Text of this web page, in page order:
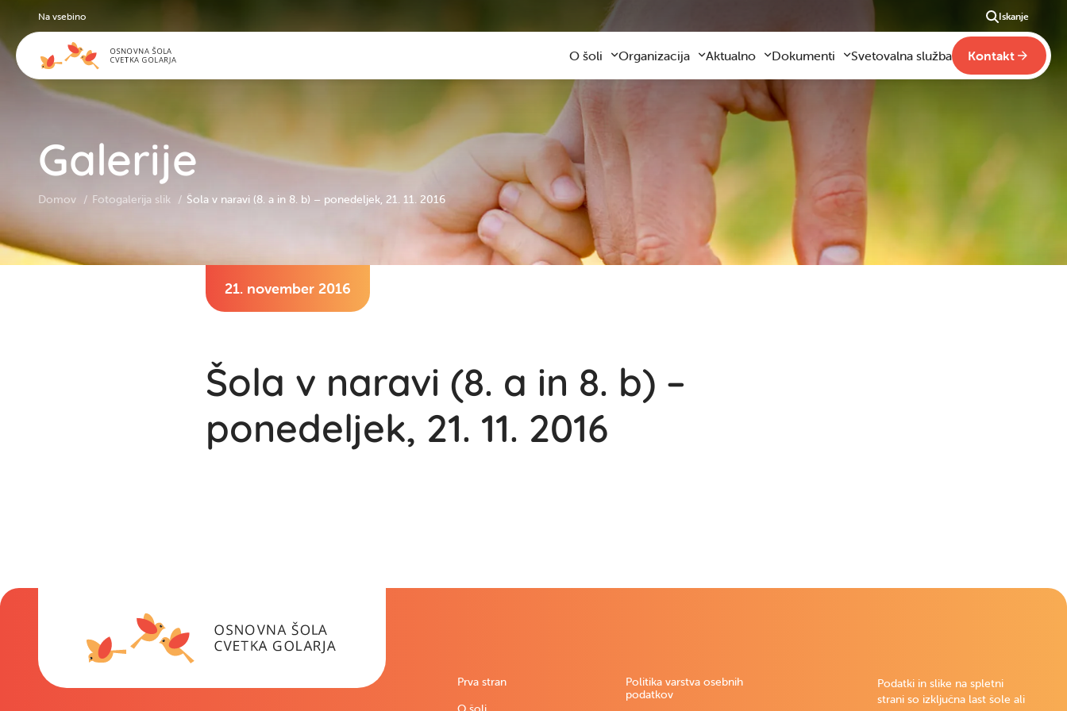
Galerije
Domov Fotogalerija slik Šola v naravi (8. a in 8. b) – ponedeljek, 21. 11. 2016
21. november 2016
Šola v naravi (8. a in 8. b) –
ponedeljek, 21. 11. 2016
Prva stran
Politika varstva osebnih
podatkov
Podatki in slike na spletni
strani so izključna last šole ali
Na vsebino Iskanje
O šoli
Predstavitev šole
Kontaktni podatki
Zaposleni
Organizacija dela
Varna šolska pot
Knjižnica
Katalog informacij javnega značaja
Koristne informacije
Oddaja prostorov
Zobna ambulanta
Tekmovanja
Organizacija
Sodelovanje s starši
Šolski prevozi
Šolski sklad
Aktualno
Aktualno
Zgodilo se je
Fotogalerija slik
Dokumenti
Obrazci za vloge
Pravilniki šole
Drugi pravilniki
Svetovalna služba Kontakt